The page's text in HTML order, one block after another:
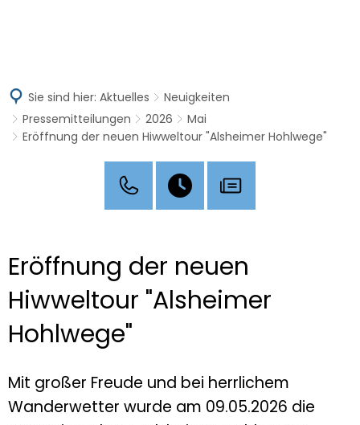
Sie sind hier: Aktuelles
Neuigkeiten
Pressemitteilungen
2026
Mai
Eröffnung der neuen Hiwweltour "Alsheimer Hohlwege"
Eröffnung der neuen
Hiwweltour "Alsheimer
Hohlwege"
Mit großer Freude und bei herrlichem
Wanderwetter wurde am 09.05.2026 die